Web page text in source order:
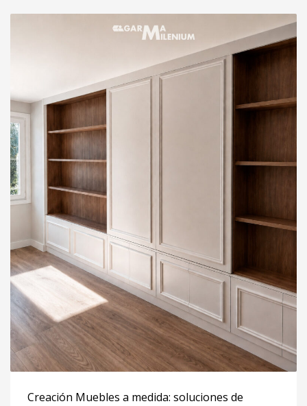
Creación Muebles a medida: soluciones de